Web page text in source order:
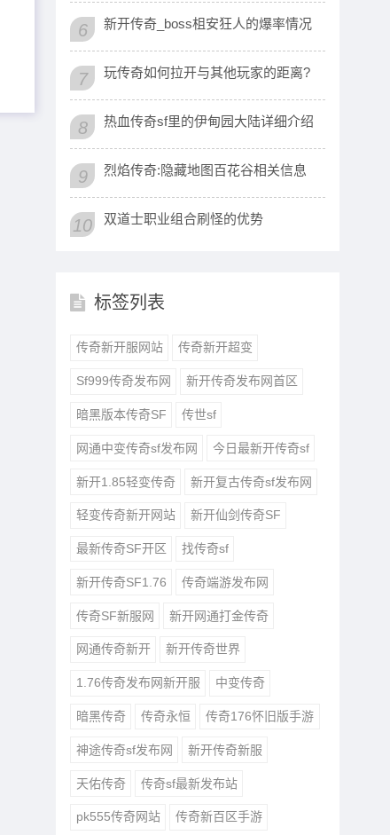
6 新开传奇_boss柤安狂人的爆率情况
7 玩传奇如何拉开与其他玩家的距离?
8 热血传奇sf里的伊甸园大陆详细介绍
9 烈焰传奇:隐藏地图百花谷相关信息
10 双道士职业组合刷怪的优势
标签列表
传奇新开服网站 传奇新开超变
Sf999传奇发布网 新开传奇发布网首区
暗黑版本传奇SF 传世sf
网通中变传奇sf发布网 今日最新开传奇sf
新开1.85轻变传奇 新开复古传奇sf发布网
轻变传奇新开网站 新开仙剑传奇SF
最新传奇SF开区 找传奇sf
新开传奇SF1.76 传奇端游发布网
传奇SF新服网 新开网通打金传奇
网通传奇新开 新开传奇世界
1.76传奇发布网新开服 中变传奇
暗黑传奇 传奇永恒 传奇176怀旧版手游
神途传奇sf发布网 新开传奇新服
天佑传奇 传奇sf最新发布站
pk555传奇网站 传奇新百区手游